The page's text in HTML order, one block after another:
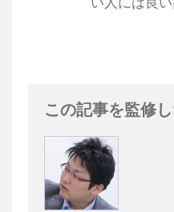
この記事を監修